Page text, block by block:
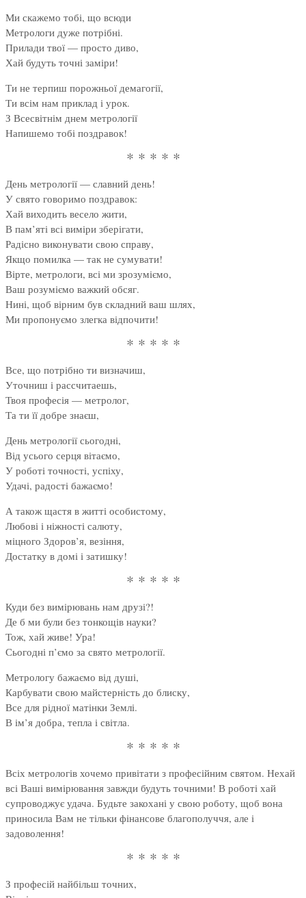
Ми скажемо тобі, що всюди
Метрологи дуже потрібні.
Прилади твої — просто диво,
Хай будуть точні заміри!
Ти не терпиш порожньої демагогії,
Ти всім нам приклад і урок.
З Всесвітнім днем метрології
Напишемо тобі поздравок!
* * * * *
День метрології — славний день!
У свято говоримо поздравок:
Хай виходить весело жити,
В пам’яті всі виміри зберігати,
Радісно виконувати свою справу,
Якщо помилка — так не сумувати!
Вірте, метрологи, всі ми зрозуміємо,
Ваш розуміємо важкий обсяг.
Нині, щоб вірним був складний ваш шлях,
Ми пропонуємо злегка відпочити!
* * * * *
Все, що потрібно ти визначиш,
Уточниш і рассчитаешь,
Твоя професія — метролог,
Та ти її добре знаєш,
День метрології сьогодні,
Від усього серця вітаємо,
У роботі точності, успіху,
Удачі, радості бажаємо!
А також щастя в житті особистому,
Любові і ніжності салюту,
міцного Здоров’я, везіння,
Достатку в домі і затишку!
* * * * *
Куди без вимірювань нам друзі?!
Де б ми були без тонкощів науки?
Тож, хай живе! Ура!
Сьогодні п’ємо за свято метрології.
Метрологу бажаємо від душі,
Карбувати свою майстерність до блиску,
Все для рідної матінки Землі.
В ім’я добра, тепла і світла.
* * * * *
Всіх метрологів хочемо привітати з професійним святом. Нехай
всі Ваші вимірювання завжди будуть точними! В роботі хай
супроводжує удача. Будьте закохані у свою роботу, щоб вона
приносила Вам не тільки фінансове благополуччя, але і
задоволення!
* * * * *
З професій найбільш точних,